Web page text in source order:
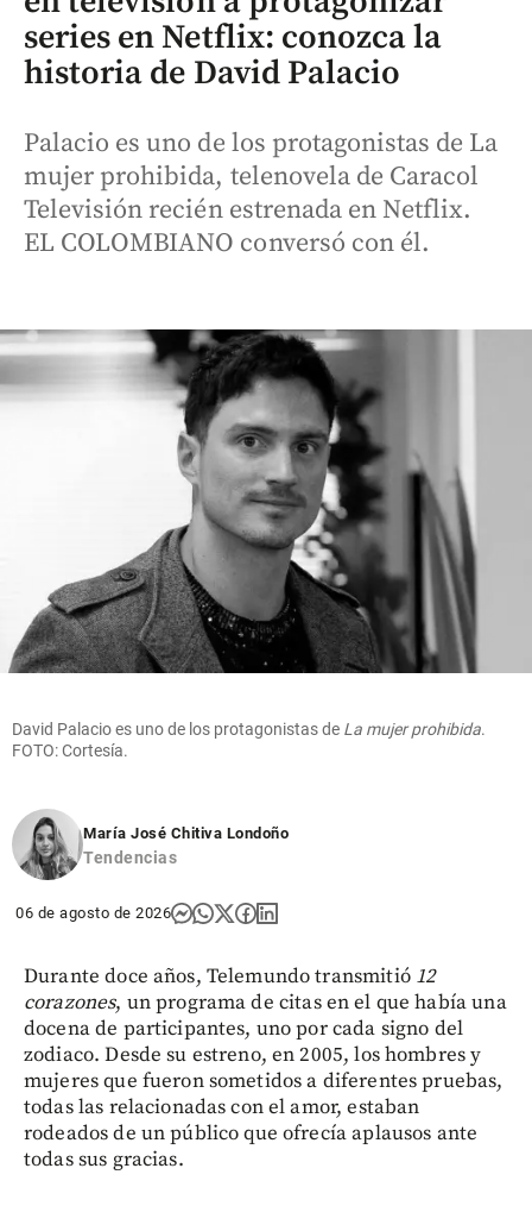
series en Netflix: conozca la
historia de David Palacio
Palacio es uno de los protagonistas de La
mujer prohibida, telenovela de Caracol
Televisión recién estrenada en Netflix.
EL COLOMBIANO conversó con él.
David Palacio es uno de los protagonistas de La mujer prohibida.
FOTO: Cortesía.
María José Chitiva Londoño
Tendencias
06 de agosto de 2026
Durante doce años, Telemundo transmitió 12
corazones, un programa de citas en el que había una
docena de participantes, uno por cada signo del
zodiaco. Desde su estreno, en 2005, los hombres y
mujeres que fueron sometidos a diferentes pruebas,
todas las relacionadas con el amor, estaban
rodeados de un público que ofrecía aplausos ante
todas sus gracias.